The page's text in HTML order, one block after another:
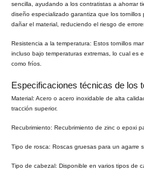
sencilla, ayudando a los contratistas a ahorrar
diseño especializado garantiza que los
dañar el material, reduciendo el riesgo de
Resistencia a la temperatura: Estos tornillos
incluso bajo temperaturas extremas, lo cual es
como fríos.
Especificaciones técnicas de los
Material: Acero o acero inoxidable de alta
tracción superior.
Recubrimiento: Recubrimiento de zinc o epoxi
Tipo de rosca: Roscas gruesas para un agarre
Tipo de cabezal: Disponible en varios tipos de